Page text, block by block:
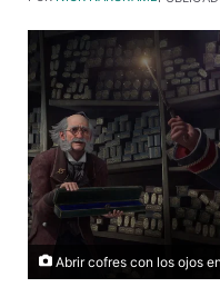
Abrir cofres con los ojos